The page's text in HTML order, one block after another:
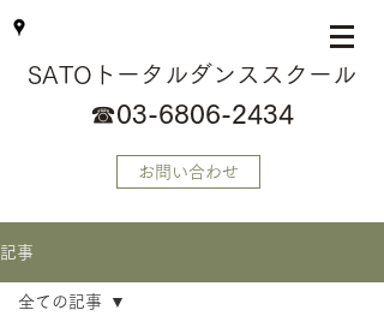
お問い合わせ
SATOトータルダンススクール
☎03-6806-2434
記事
全ての記事